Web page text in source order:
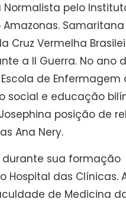
Normalista pelo
Samaritana
Cruz Vermelha
a II Guerra. No ano
de Enfermagem
social e educação
posição de
Ana Nery.
sua formação
Hospital das Clínicas.
de Medicina da